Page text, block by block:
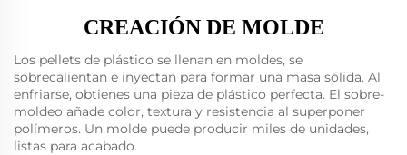
CREACIÓN DE MOLDE
Los pellets de plástico se llenan en moldes, se
sobrecalientan e inyectan para formar una masa sólida. Al
enfriarse, obtienes una pieza de plástico perfecta. El sobre-
moldeo añade color, textura y resistencia al superponer
polímeros. Un molde puede producir miles de unidades,
listas para acabado.